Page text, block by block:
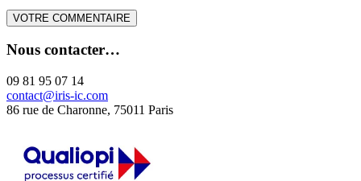
Nous contacter…
09 81 95 07 14
contact@iris-ic.com
86 rue de Charonne, 75011 Paris